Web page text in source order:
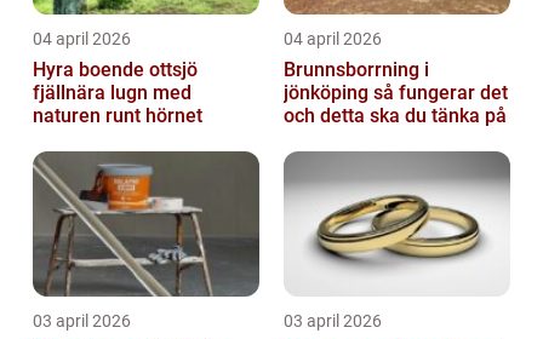
04 april 2026
Hyra boende ottsjö
fjällnära lugn med
naturen runt hörnet
04 april 2026
Brunnsborrning i
jönköping så fungerar det
och detta ska du tänka på
03 april 2026 03 april 2026